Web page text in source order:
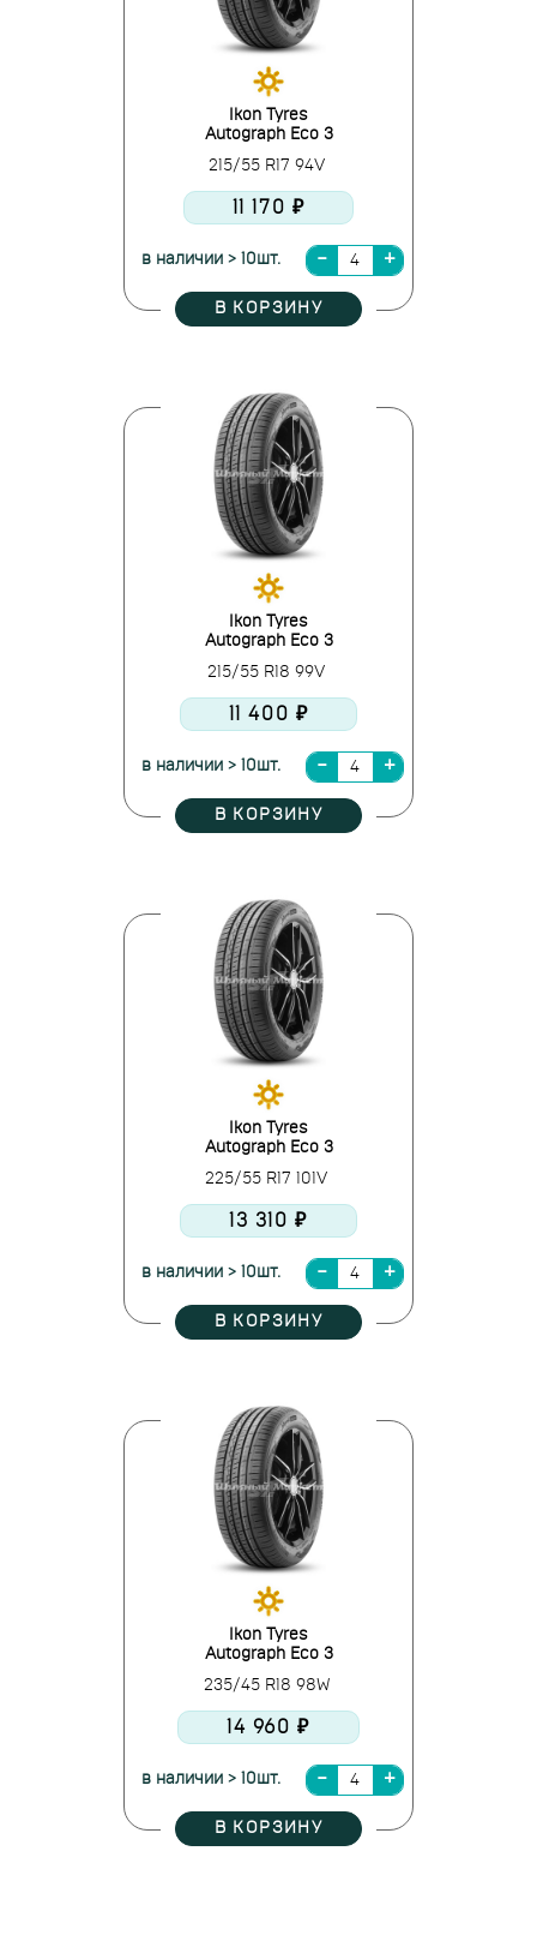
Ikon Tyres
Autograph Eco 3
215/55 R17 94V
11 170 ₽
в наличии > 10шт.
В КОРЗИНУ
Ikon Tyres
Autograph Eco 3
215/55 R18 99V
11 400 ₽
в наличии > 10шт.
В КОРЗИНУ
Ikon Tyres
Autograph Eco 3
225/55 R17 101V
13 310 ₽
в наличии > 10шт.
В КОРЗИНУ
Ikon Tyres
Autograph Eco 3
235/45 R18 98W
14 960 ₽
в наличии > 10шт.
В КОРЗИНУ